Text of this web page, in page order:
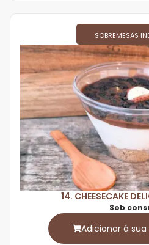
SOBREMESAS
14. CHEESECAKE
Sob
Adicionar á